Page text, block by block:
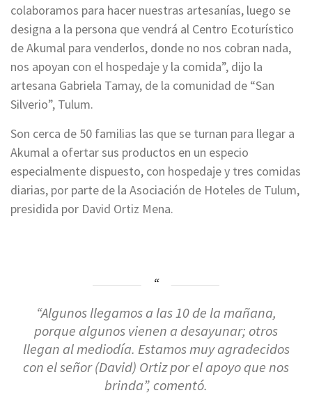
colaboramos para hacer nuestras artesanías, luego se
designa a la persona que vendrá al Centro Ecoturístico
de Akumal para venderlos, donde no nos cobran nada,
nos apoyan con el hospedaje y la comida”, dijo la
artesana Gabriela Tamay, de la comunidad de “San
Silverio”, Tulum.
Son cerca de 50 familias las que se turnan para llegar a
Akumal a ofertar sus productos en un especio
especialmente dispuesto, con hospedaje y tres comidas
diarias, por parte de la Asociación de Hoteles de Tulum,
presidida por David Ortiz Mena.
“Algunos llegamos a las 10 de la mañana,
porque algunos vienen a desayunar; otros
llegan al mediodía. Estamos muy agradecidos
con el señor (David) Ortiz por el apoyo que nos
brinda”, comentó.